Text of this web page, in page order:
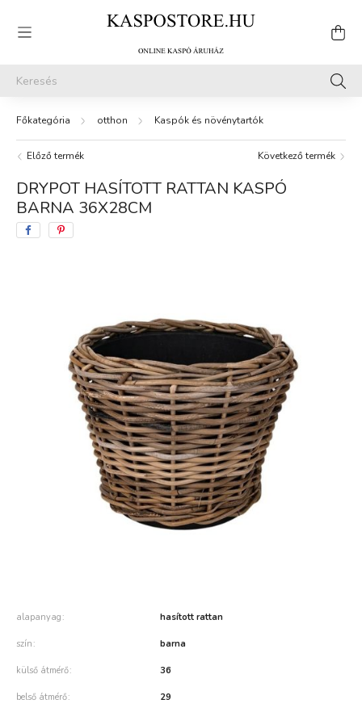
otthon Kaspók és növénytartók
Előző termék Következő termék
DRYPOT HASÍTOTT RATTAN KASPÓ
BARNA 36X28CM
alapanyag hasított rattan
szín barna
külső átmérő 36
belső átmérő 29